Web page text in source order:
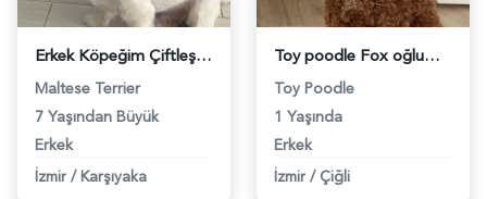
Erkek Köpeğim Çiftleşmek İstiyor - 118983976
Maltese Terrier
7 Yaşından Büyük
Erkek
İzmir / Karşıyaka
Toy poodle Fox oğlumuza eş arıyoruz - 118983995
Toy Poodle
1 Yaşında
Erkek
İzmir / Çiğli